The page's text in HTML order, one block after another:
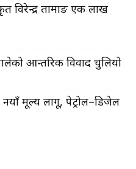
विरेन्द्र तामाङ एक लाख
आन्तरिक विवाद चुलियो
मूल्य लागू, पेट्रोल–डिजेल